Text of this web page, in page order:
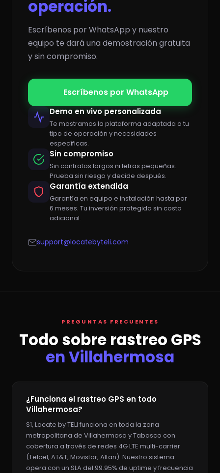
operación.
Escríbenos por WhatsApp y nuestro
equipo te dará una demostración gratuita
y sin compromiso.
Escríbenos por WhatsApp
Demo en vivo personalizada
Te mostramos la plataforma adaptada a tu
tipo de operación y necesidades
específicas.
Sin compromiso
Sin contratos largos ni letras pequeñas.
Prueba sin riesgo y decide después.
Garantía extendida
Garantía en equipo e instalación hasta por
6 meses. Tu inversión protegida sin costo
adicional.
support@locatebyteli.com
PREGUNTAS FRECUENTES
Todo sobre rastreo GPS
en Villahermosa
¿Funciona el rastreo GPS en todo
Villahermosa?
Sí, Locate by TELI funciona en toda la zona
metropolitana de Villahermosa y Tabasco con
cobertura a través de redes 4G LTE multi-carrier
(Telcel, AT&T, Movistar, Altan). Nuestro sistema
opera con un SLA del 99.95% de uptime y frecuencia